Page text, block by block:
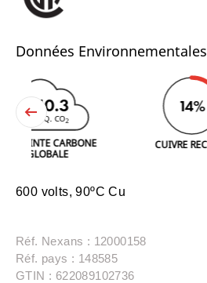
Données Environnementales
EQ. CO
CARBONE
14%
CUIVRE RECYCLÉ
600 volts, 90ºC Cu
Réf. Nexans : 12000158
Réf. pays : 148585
GTIN : 622089102736